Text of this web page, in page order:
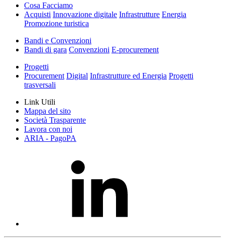
Cosa Facciamo
Acquisti Innovazione digitale Infrastrutture Energia
Promozione turistica
Bandi e Convenzioni
Bandi di gara Convenzioni E-procurement
Progetti
Procurement Digital Infrastrutture ed Energia Progetti
trasversali
Link Utili
Mappa del sito
Società Trasparente
Lavora con noi
ARIA - PagoPA